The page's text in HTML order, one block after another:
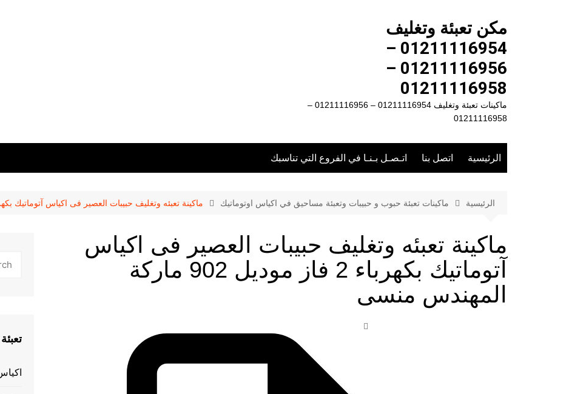
مكن تعبئة وتغليف
01211116954 –
01211116956 –
01211116958
ماكينات تعبئة وتغليف 01211116954 – 01211116956 –
01211116958
الرئيسية اتصل بنا اتـصـل بـنـا في الفروع التي تناسبك
الرئيسية ماكينات تعبئة حبوب و حبيبات وتعبئة مساحيق في اكياس اوتوماتيك ماكينة تعبئه وتغليف حبيبات العصير فى اكياس آتوماتيك بكهرباء 2 فاز موديل 902 ماركة
ماكينة تعبئه وتغليف حبيبات العصير فى اكياس
آتوماتيك بكهرباء 2 فاز موديل 902 ماركة
المهندس منسى